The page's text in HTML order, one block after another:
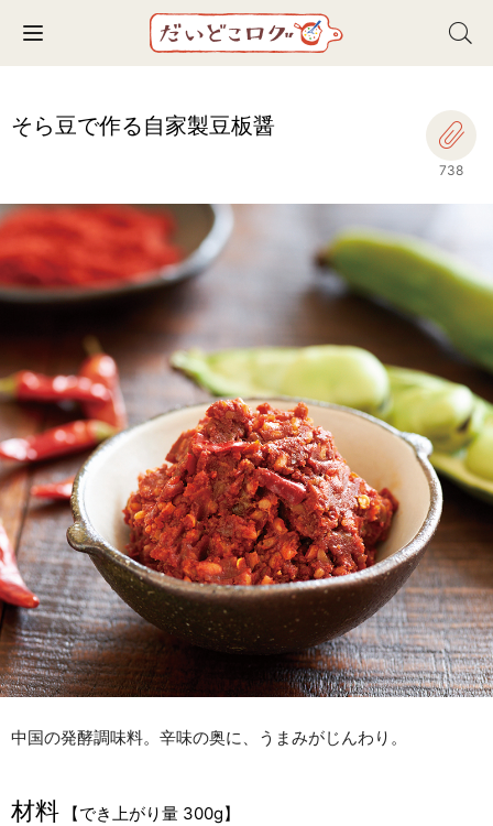
Toggle navigation
そら豆で作る自家製豆板醤
738
中国の発酵調味料。辛味の奥に、うまみがじんわり。
材料
【でき上がり量 300g】